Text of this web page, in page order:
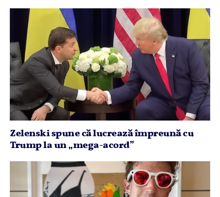
Zelenski spune că lucrează împreună cu
Trump la un „mega-acord”